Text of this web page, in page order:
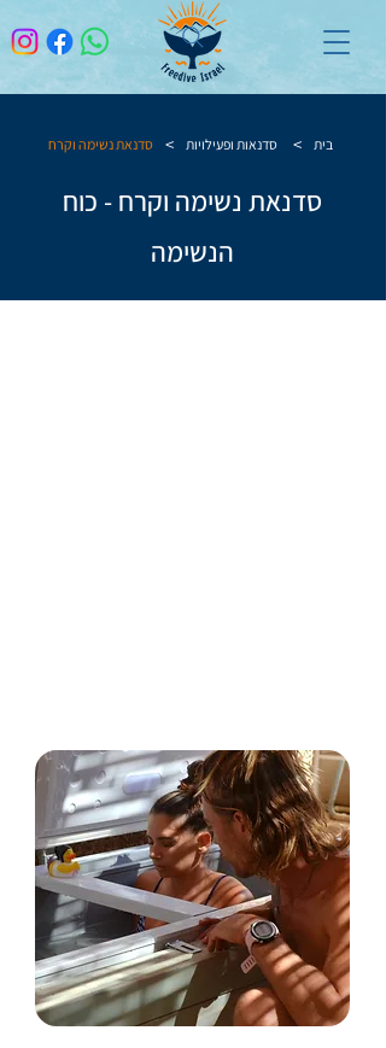
בית > סדנאות ופעילויות > סדנאת נשימה וקרח
סדנאת נשימה וקרח - כוח
הנשימה